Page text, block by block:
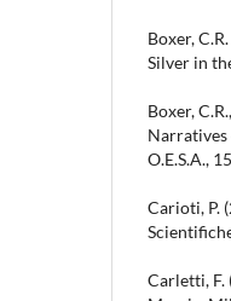
Boxer,
Silver in
Boxer,
Narratives
O.E.S.A.,
Carioti, P.
Carletti, F.